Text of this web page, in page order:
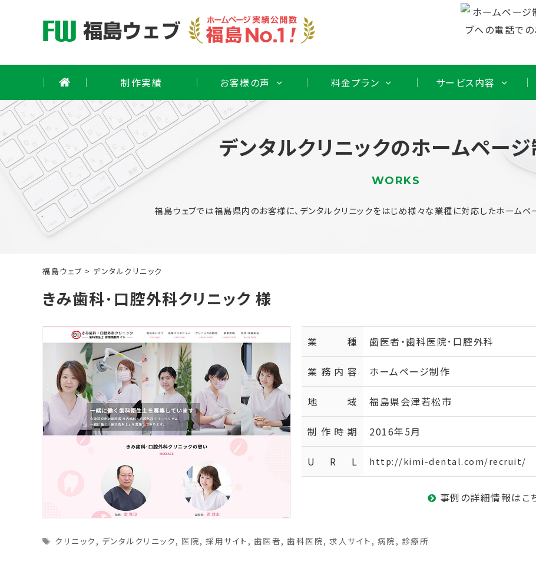
制作実績 お客様の声 料金プラン サービス内容
デンタルクリニックのホームペー
WORKS
福島ウェブでは福島県内のお客様に、デンタルクリニックをはじめ様々な業種に対応したホームペ
福島ウェブ > デンタルクリニック
きみ歯科･口腔外科クリニック 様
業種 歯医者・歯科医院･口腔外科
業務内容 ホームページ制作
地域 福島県会津若松市
制作時期 2016年5月
U R L http://kimi-dental.com/recruit/
事例の詳細情報はこ
Tags
クリニック , デンタルクリニック, 医院,採用サイト , 歯医者,歯科医院,求人サイト , 病院 , 診療所